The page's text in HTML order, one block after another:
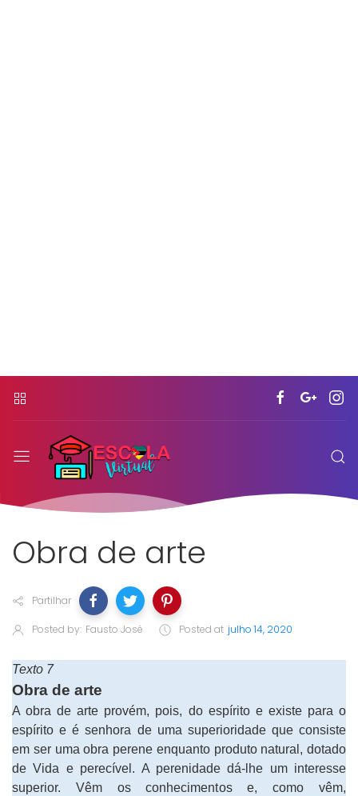
Obra de arte
Partilhar
Posted by: Fausto José Posted at julho 14, 2020
Texto 7
Obra de arte
A obra de arte provém, pois, do espírito e existe para o
espírito e é senhora de uma superioridade que consiste
em ser uma obra perene enquanto produto natural, dotado
de Vida e perecível. A perenidade dá-lhe um interesse
superior. Vêm os conhecimentos e, como vêm,